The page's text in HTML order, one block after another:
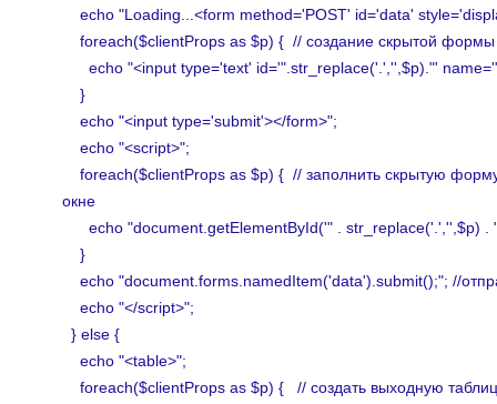
echo "Loading...<form method='POST' id='data'
foreach($clientProps as $p) { // создание скрытой формы
echo "<input type='text' id='".str_replace('.','',$p)."'
}
echo "<input type='submit'></form>";
echo "<script>";
foreach($clientProps as $p) { // заполнить скрытую
окне
echo "document.getElementById('" . str_replace('.','',$p) .
}
echo "document.forms.namedItem('data').submit();"; //
echo "</script>";
} else {
echo "<table>";
foreach($clientProps as $p) { // создать выходную